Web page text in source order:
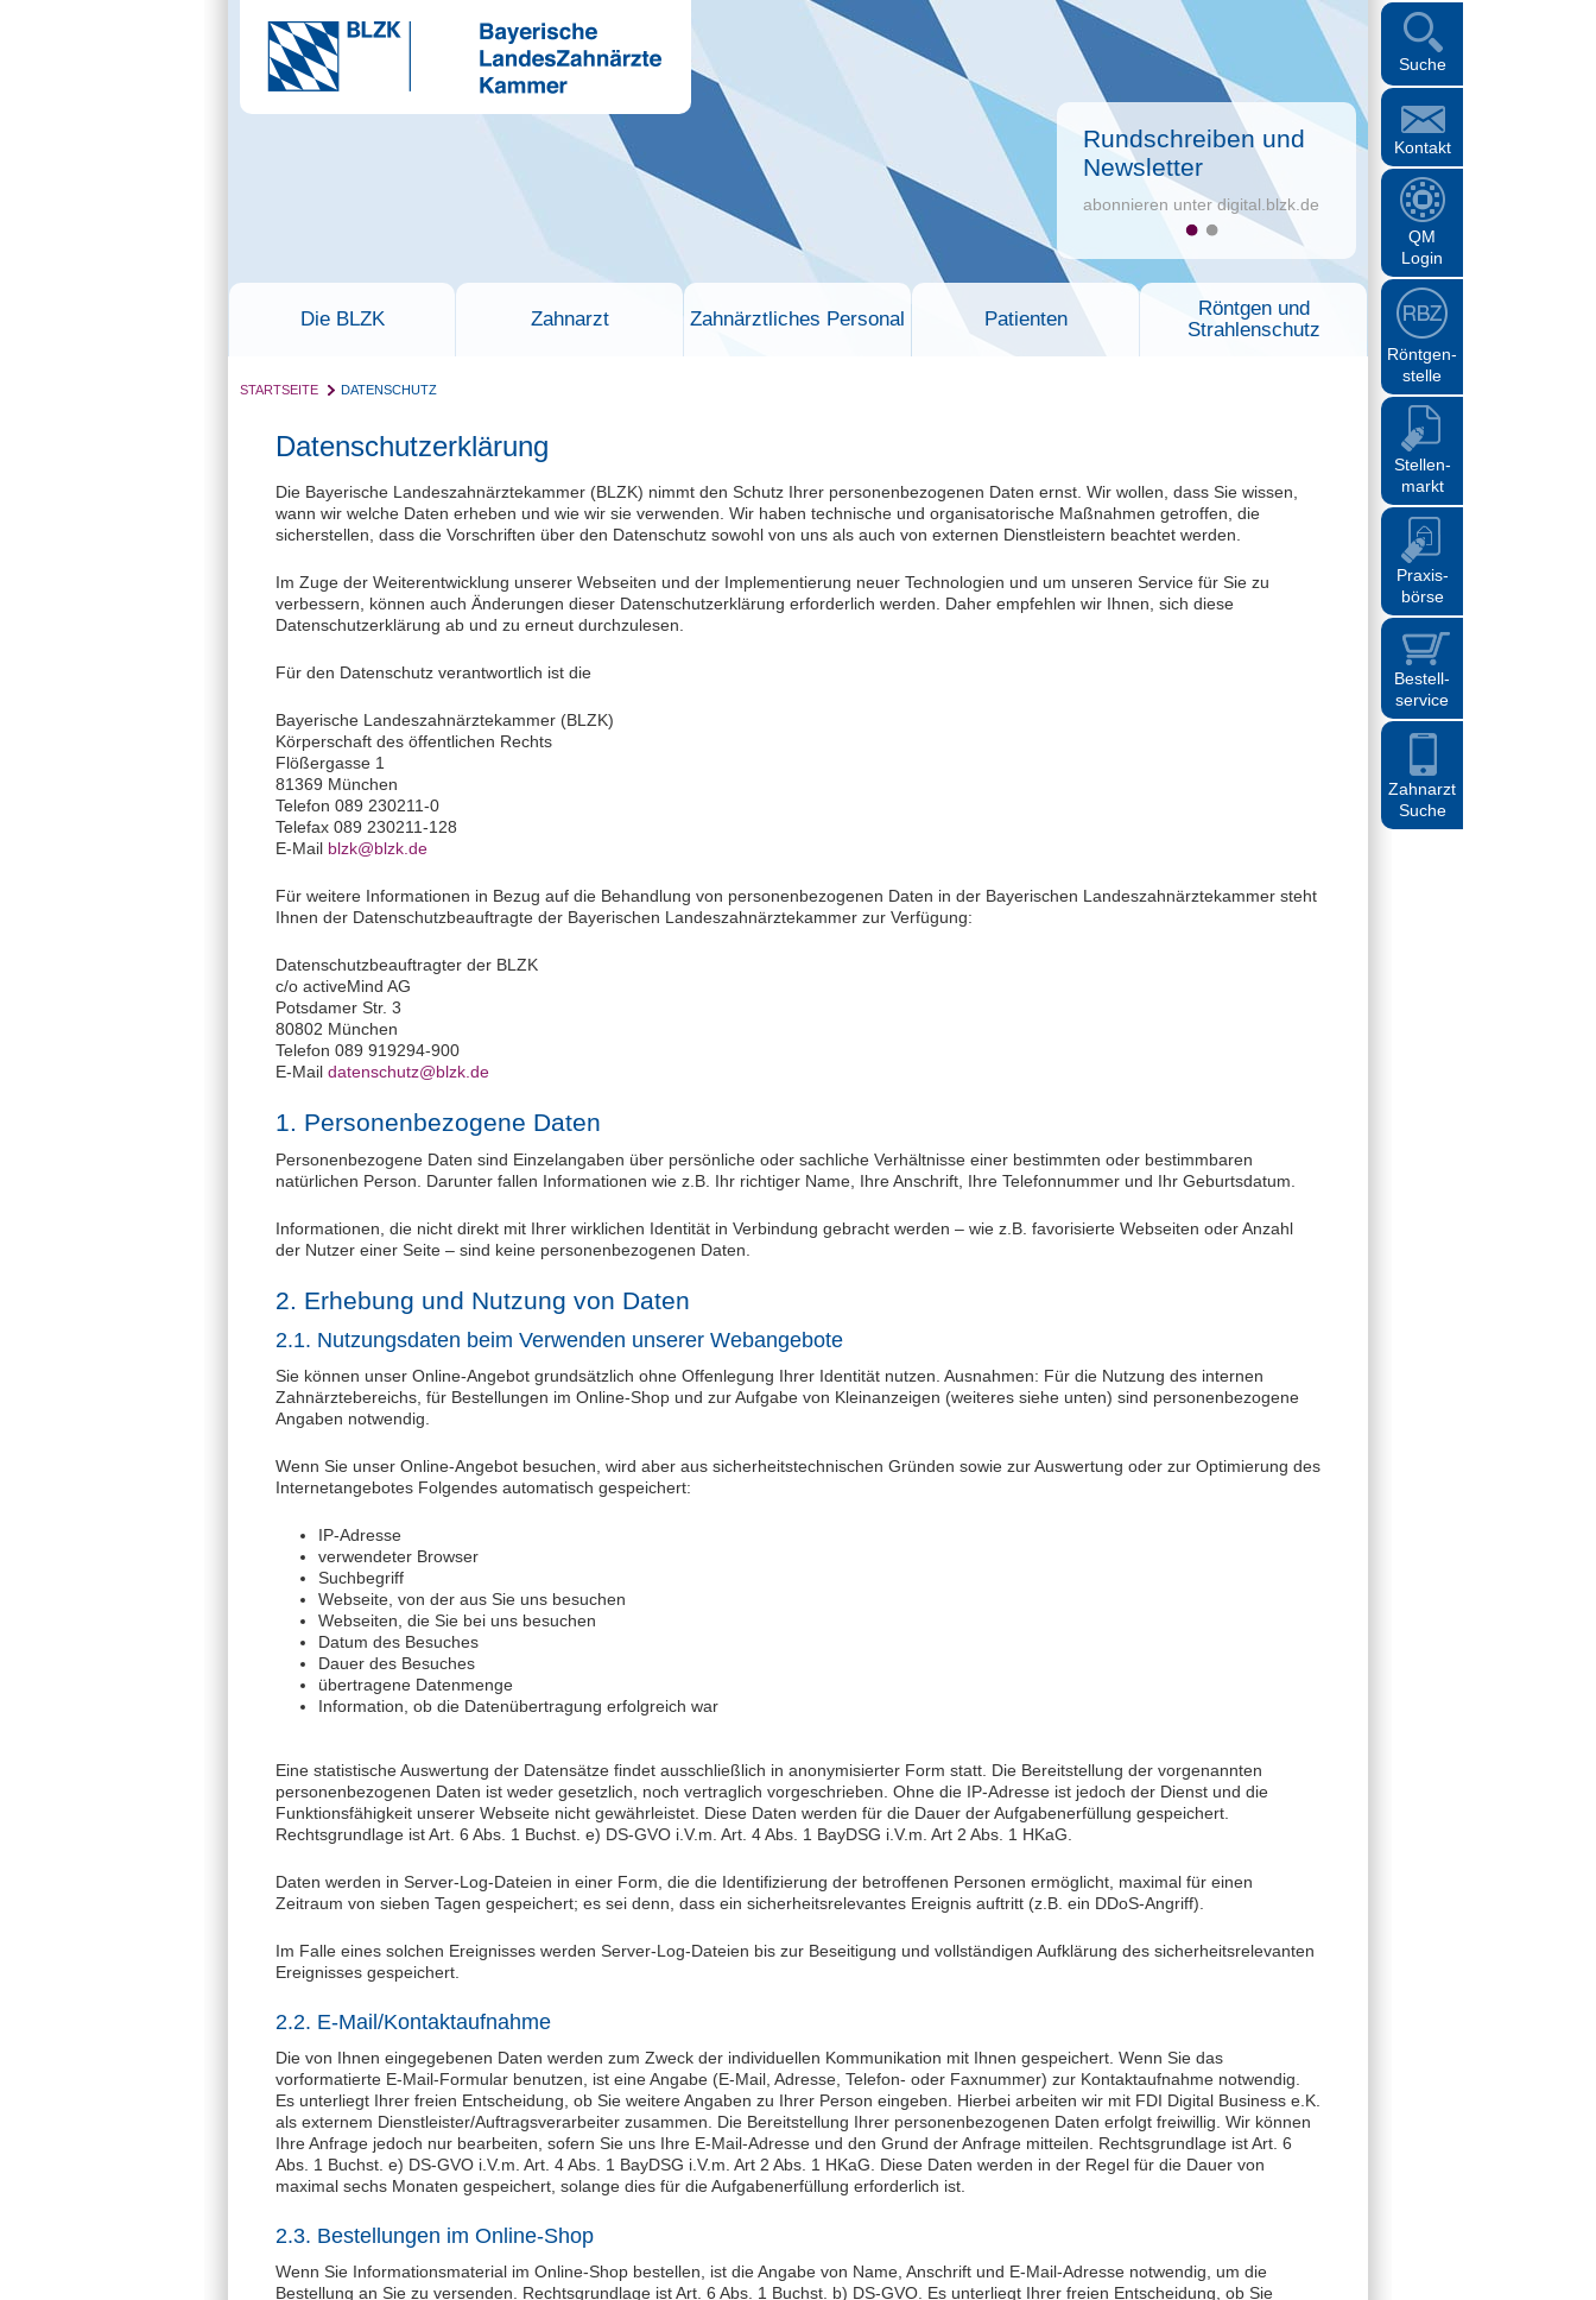
Suche
Kontakt
QM
Login
Röntgen-
stelle
Stellen-
markt
Praxis-
börse
Bestell-
service
Zahnarzt
Suche
Rundschreiben und
Newsletter
abonnieren unter digital.blzk.de
Die BLZK Zahnarzt Zahnärztliches Personal Patienten
Röntgen und
Strahlenschutz
STARTSEITE DATENSCHUTZ
Datenschutzerklärung
Die Bayerische Landeszahnärztekammer (BLZK) nimmt den Schutz Ihrer personenbezogenen Daten ernst. Wir wollen, dass Sie wissen,
wann wir welche Daten erheben und wie wir sie verwenden. Wir haben technische und organisatorische Maßnahmen getroffen, die
sicherstellen, dass die Vorschriften über den Datenschutz sowohl von uns als auch von externen Dienstleistern beachtet werden.
Im Zuge der Weiterentwicklung unserer Webseiten und der Implementierung neuer Technologien und um unseren Service für Sie zu
verbessern, können auch Änderungen dieser Datenschutzerklärung erforderlich werden. Daher empfehlen wir Ihnen, sich diese
Datenschutzerklärung ab und zu erneut durchzulesen.
Für den Datenschutz verantwortlich ist die
Bayerische Landeszahnärztekammer (BLZK)
Körperschaft des öffentlichen Rechts
Flößergasse 1
81369 München
Telefon 089 230211-0
Telefax 089 230211-128
E-Mail blzk@blzk.de
Für weitere Informationen in Bezug auf die Behandlung von personenbezogenen Daten in der Bayerischen Landeszahnärztekammer steht
Ihnen der Datenschutzbeauftragte der Bayerischen Landeszahnärztekammer zur Verfügung:
Datenschutzbeauftragter der BLZK
c/o activeMind AG
Potsdamer Str. 3
80802 München
Telefon 089 919294-900
E-Mail datenschutz@blzk.de
1. Personenbezogene Daten
Personenbezogene Daten sind Einzelangaben über persönliche oder sachliche Verhältnisse einer bestimmten oder bestimmbaren
natürlichen Person. Darunter fallen Informationen wie z.B. Ihr richtiger Name, Ihre Anschrift, Ihre Telefonnummer und Ihr Geburtsdatum.
Informationen, die nicht direkt mit Ihrer wirklichen Identität in Verbindung gebracht werden – wie z.B. favorisierte Webseiten oder Anzahl
der Nutzer einer Seite – sind keine personenbezogenen Daten.
2. Erhebung und Nutzung von Daten
2.1. Nutzungsdaten beim Verwenden unserer Webangebote
Sie können unser Online-Angebot grundsätzlich ohne Offenlegung Ihrer Identität nutzen. Ausnahmen: Für die Nutzung des internen
Zahnärztebereichs, für Bestellungen im Online-Shop und zur Aufgabe von Kleinanzeigen (weiteres siehe unten) sind personenbezogene
Angaben notwendig.
Wenn Sie unser Online-Angebot besuchen, wird aber aus sicherheitstechnischen Gründen sowie zur Auswertung oder zur Optimierung des
Internetangebotes Folgendes automatisch gespeichert:
IP-Adresse
verwendeter Browser
Suchbegriff
Webseite, von der aus Sie uns besuchen
Webseiten, die Sie bei uns besuchen
Datum des Besuches
Dauer des Besuches
übertragene Datenmenge
Information, ob die Datenübertragung erfolgreich war
Eine statistische Auswertung der Datensätze findet ausschließlich in anonymisierter Form statt. Die Bereitstellung der vorgenannten
personenbezogenen Daten ist weder gesetzlich, noch vertraglich vorgeschrieben. Ohne die IP-Adresse ist jedoch der Dienst und die
Funktionsfähigkeit unserer Webseite nicht gewährleistet. Diese Daten werden für die Dauer der Aufgabenerfüllung gespeichert.
Rechtsgrundlage ist Art. 6 Abs. 1 Buchst. e) DS-GVO i.V.m. Art. 4 Abs. 1 BayDSG i.V.m. Art 2 Abs. 1 HKaG.
Daten werden in Server-Log-Dateien in einer Form, die die Identifizierung der betroffenen Personen ermöglicht, maximal für einen
Zeitraum von sieben Tagen gespeichert; es sei denn, dass ein sicherheitsrelevantes Ereignis auftritt (z.B. ein DDoS-Angriff).
Im Falle eines solchen Ereignisses werden Server-Log-Dateien bis zur Beseitigung und vollständigen Aufklärung des sicherheitsrelevanten
Ereignisses gespeichert.
2.2. E-Mail/Kontaktaufnahme
Die von Ihnen eingegebenen Daten werden zum Zweck der individuellen Kommunikation mit Ihnen gespeichert. Wenn Sie das
vorformatierte E-Mail-Formular benutzen, ist eine Angabe (E-Mail, Adresse, Telefon- oder Faxnummer) zur Kontaktaufnahme notwendig.
Es unterliegt Ihrer freien Entscheidung, ob Sie weitere Angaben zu Ihrer Person eingeben. Hierbei arbeiten wir mit FDI Digital Business e.K.
als externem Dienstleister/Auftragsverarbeiter zusammen. Die Bereitstellung Ihrer personenbezogenen Daten erfolgt freiwillig. Wir können
Ihre Anfrage jedoch nur bearbeiten, sofern Sie uns Ihre E-Mail-Adresse und den Grund der Anfrage mitteilen. Rechtsgrundlage ist Art. 6
Abs. 1 Buchst. e) DS-GVO i.V.m. Art. 4 Abs. 1 BayDSG i.V.m. Art 2 Abs. 1 HKaG. Diese Daten werden in der Regel für die Dauer von
maximal sechs Monaten gespeichert, solange dies für die Aufgabenerfüllung erforderlich ist.
2.3. Bestellungen im Online-Shop
Wenn Sie Informationsmaterial im Online-Shop bestellen, ist die Angabe von Name, Anschrift und E-Mail-Adresse notwendig, um die
Bestellung an Sie zu versenden. Rechtsgrundlage ist Art. 6 Abs. 1 Buchst. b) DS-GVO. Es unterliegt Ihrer freien Entscheidung, ob Sie